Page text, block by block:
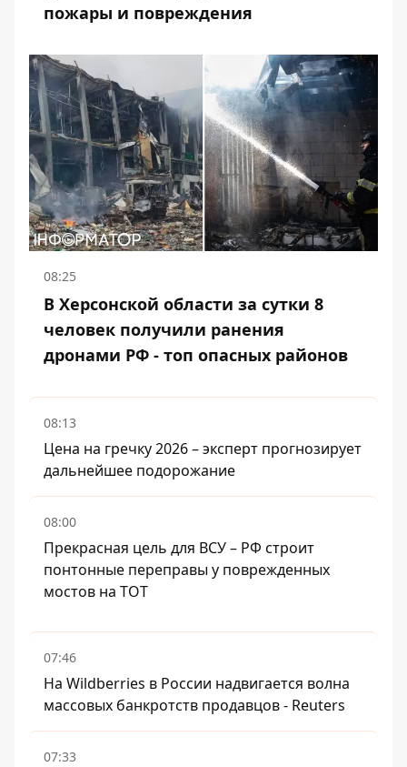
пожары и повреждения
08:25
В Херсонской области за сутки 8
человек получили ранения
дронами РФ - топ опасных районов
08:13
Цена на гречку 2026 – эксперт прогнозирует
дальнейшее подорожание
08:00
Прекрасная цель для ВСУ – РФ строит
понтонные переправы у поврежденных
мостов на ТОТ
07:46
На Wildberries в России надвигается волна
массовых банкротств продавцов - Reuters
07:33